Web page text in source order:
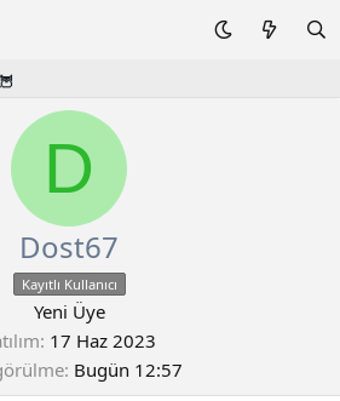
D
Dost67
Kayıtlı Kullanıcı
Yeni Üye
17 Haz 2023
Bugün 12:57